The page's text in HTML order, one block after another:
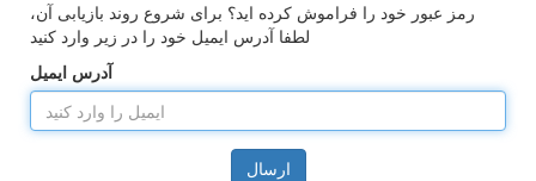
رمز عبور خود را فراموش کرده اید؟ برای شروع روند بازیابی آن،
لطفا آدرس ایمیل خود را در زیر وارد کنید
آدرس ایمیل
ارسال